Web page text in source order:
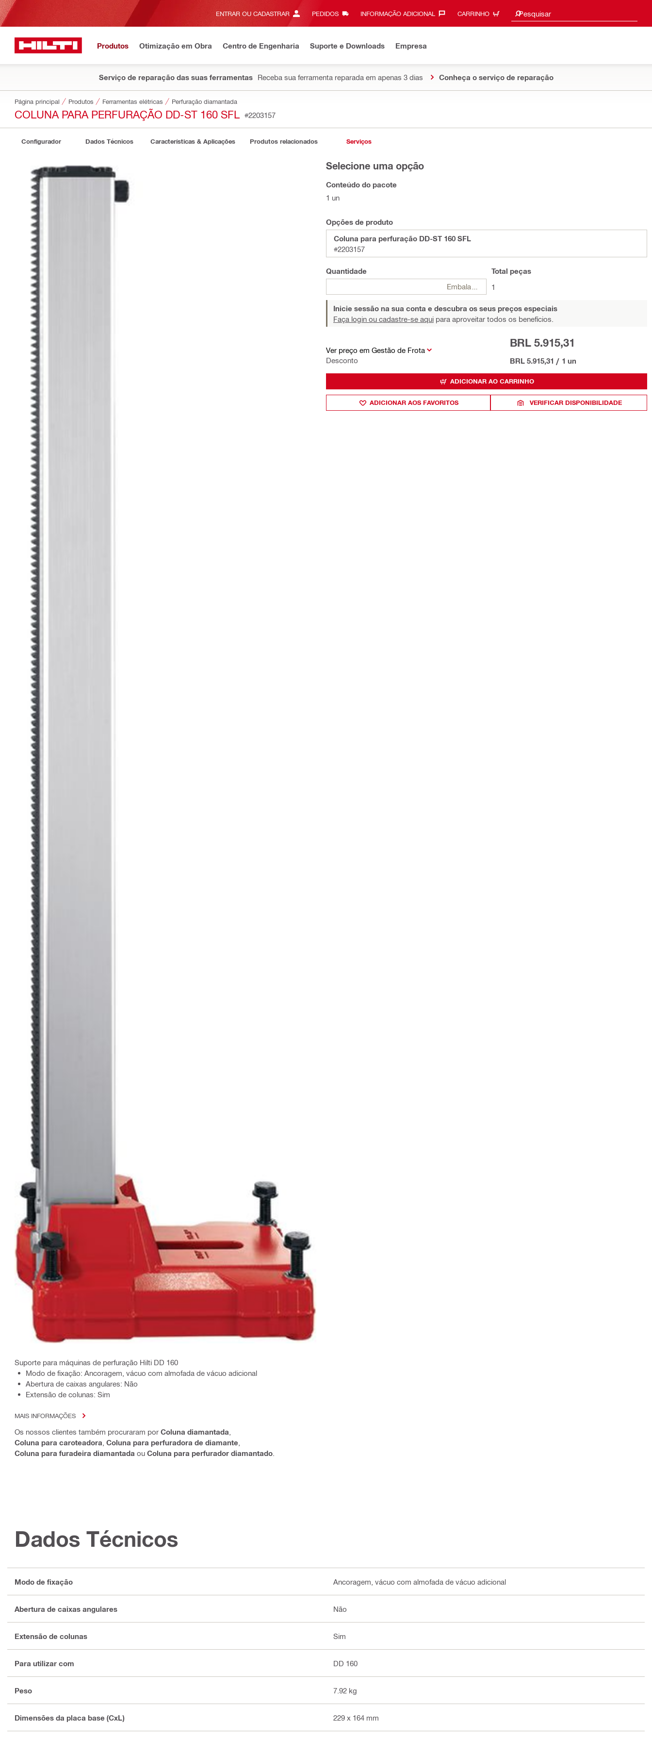
ENTRAR OU CADASTRAR PEDIDOS INFORMAÇÃO ADICIONAL‎ CARRINHO Pesquisar
Sugestões de pesquisa
Produtos Otimização em Obra Centro de Engenharia Suporte e Downloads Empresa
Serviço de reparação das suas ferramentas Receba sua ferramenta reparada em apenas 3 dias Conheça o serviço de reparação
Página principal Produtos Ferramentas elétricas Perfuração diamantada
COLUNA PARA PERFURAÇÃO DD-ST 160 SFL #2203157
Configurador Dados Técnicos Características & Aplicações Produtos relacionados Serviços
Suporte para máquinas de perfuração Hilti DD 160
Modo de fixação: Ancoragem, vácuo com almofada de vácuo adicional
Abertura de caixas angulares: Não
Extensão de colunas: Sim
MAIS INFORMAÇÕES
Os nossos clientes também procuraram por Coluna diamantada
Coluna para caroteadora Coluna para perfuradora de diamante
Coluna para furadeira diamantada ou Coluna para perfurador diamantado
Selecione uma opção
Conteúdo do pacote
1 un
Opções de produto
Coluna para perfuração DD-ST 160 SFL
#2203157
Quantidade
Total peças
1
Inicie sessão na sua conta e descubra os seus preços especiais
Faça login ou cadastre-se aqui para aproveitar todos os benefícios.
Ver preço em Gestão de Frota
Desconto
BRL 5.915,31
BRL 5.915,31 / 1 un
ADICIONAR AO CARRINHO
ADICIONAR AOS FAVORITOS VERIFICAR DISPONIBILIDADE
Dados Técnicos
Modo de fixação Ancoragem, vácuo com almofada de vácuo adicional
Abertura de caixas angulares Não
Extensão de colunas Sim
Para utilizar com DD 160
Peso 7.92 kg
Dimensões da placa base (CxL) 229 x 164 mm